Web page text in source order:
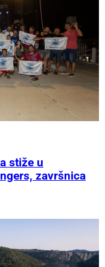
stiže u
završnica